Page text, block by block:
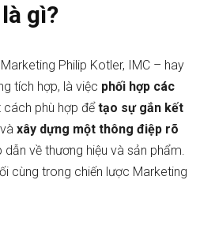
gì?
Philip Kotler, IMC – hay
tích hợp, là việc phối hợp các
cách phù hợp đểtạo sự gắn kết
và xây dựng một thông điệp rõ
dẫn về thương hiệu và sản phẩm.
cùng trong chiến lược Marketing